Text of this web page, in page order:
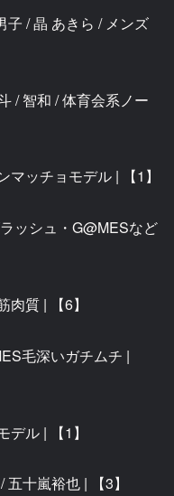
子 / 晶 あきら / メンズ
/ 智和 / 体育会系ノー
マッチョモデル | 【1】
ッシュ・G@MESなど
肉質 | 【6】
毛深いガチムチ |
デル | 【1】
十嵐裕也 | 【3】